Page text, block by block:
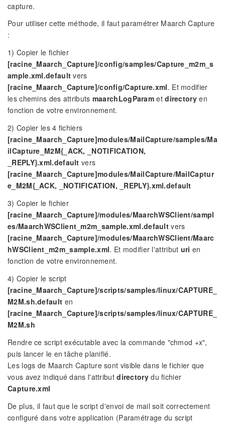
capture.
Pour utiliser cette méthode, il faut paramétrer Maarch Capture
:
1) Copier le fichier
[racine_Maarch_Capture]/config/samples/Capture_m2m_s
ample.xml.default vers
[racine_Maarch_Capture]/config/Capture.xml. Et modifier
les chemins des attributs maarchLogParam etdirectoryen
fonction de votre environnement.
2) Copier les 4 fichiers
[racine_Maarch_Capture]modules/MailCapture/samples/Ma
ilCapture_M2M{_ACK, _NOTIFICATION,
_REPLY}.xml.default vers
[racine_Maarch_Capture]modules/MailCapture/MailCaptur
e_M2M{_ACK, _NOTIFICATION, _REPLY}.xml.default
3) Copier le fichier
[racine_Maarch_Capture]/modules/MaarchWSClient/sampl
es/MaarchWSClient_m2m_sample.xml.default vers
[racine_Maarch_Capture]/modules/MaarchWSClient/Maarc
hWSClient_m2m_sample.xml. Et modifier l'attribut uri en
fonction de votre environnement.
4) Copier le script
[racine_Maarch_Capture]/scripts/samples/linux/CAPTURE_
M2M.sh.default en
[racine_Maarch_Capture]/scripts/samples/linux/CAPTURE_
M2M.sh
Rendre ce script exécutable avec la commande "chmod +x",
puis lancer le en tâche planifié.
Les logs de Maarch Capture sont visible dans le fichier que
vous avez indiqué dans l'attributdirectorydu fichier
Capture.xml
De plus, il faut que le script d'envoi de mail soit correctement
configuré dans votre application (Paramétrage du script